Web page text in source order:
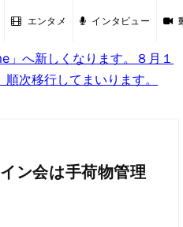
エンタメ インタビュー
へ新しくなります。８月１
次移行してまいります。
ン会は手荷物管理